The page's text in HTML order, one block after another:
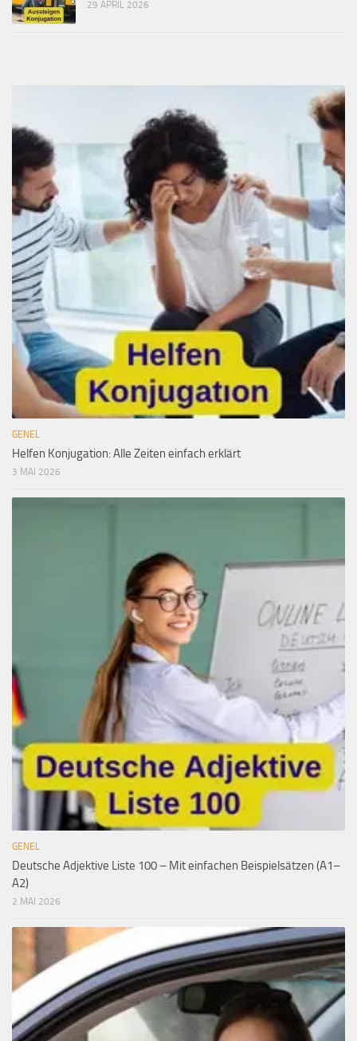
29 APRIL 2026
GENEL
Helfen Konjugation: Alle Zeiten einfach erklärt
3 MAI 2026
GENEL
Deutsche Adjektive Liste 100 – Mit einfachen Beispielsätzen (A1–
A2)
2 MAI 2026